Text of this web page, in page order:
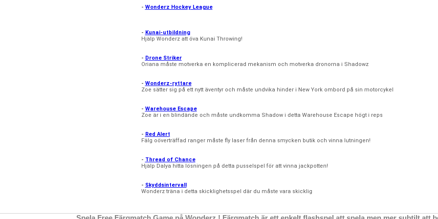
- Wonderz Hockey League
- Kunai-utbildning
Hjälp Wonderz att öva Kunai Throwing!
- Drone Striker
Oriana måste motverka en komplicerad mekanism och motverka dronorna i Shadowz
- Wonderz-ryttare
Zoe sätter sig på ett nytt äventyr och måste undvika hinder i New York ombord på sin motorcykel
- Warehouse Escape
Zoe är i en blindände och måste undkomma Shadow i detta Warehouse Escape högt i reps
- Red Alert
Fälg oöverträffad ranger måste fly laser från denna smycken butik och vinna lutningen!
- Thread of Chance
Hjälp Dalya hitta lösningen på detta pusselspel för att vinna jackpotten!
- Skyddsintervall
Wonderz träna i detta skicklighetsspel där du måste vara skicklig